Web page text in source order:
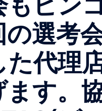
選考
代理
す。